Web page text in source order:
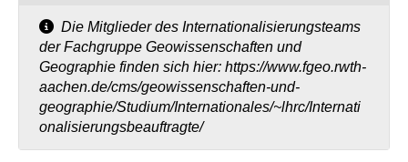
Die Mitglieder des Internationalisierungsteams
der Fachgruppe Geowissenschaften und
Geographie finden sich hier: https://www.fgeo.rwth-
aachen.de/cms/geowissenschaften-und-
geographie/Studium/Internationales/~lhrc/Internati
onalisierungsbeauftragte/